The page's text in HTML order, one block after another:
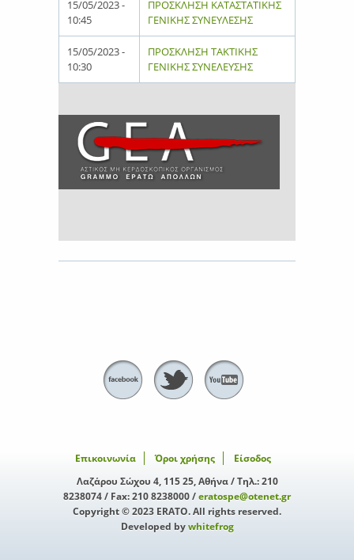
15/05/2023 -
10:45
ΠΡΟΣΚΛΗΣΗ ΚΑΤΑΣΤΑΤΙΚΗΣ
ΓΕΝΙΚΗΣ ΣΥΝΕΥΛΕΣΗΣ
15/05/2023 -
10:30
ΠΡΟΣΚΛΗΣΗ ΤΑΚΤΙΚΗΣ
ΓΕΝΙΚΗΣ ΣΥΝΕΛΕΥΣΗΣ
Επικοινωνία Όροι χρήσης
Είσοδος
Λαζάρου Σώχου 4, 115 25, Αθήνα / Τηλ.: 210
8238074 / Fax: 210 8238000 /eratospe@otenet.gr
Copyright © 2023 ERATO. All rights reserved.
Developed bywhitefrog